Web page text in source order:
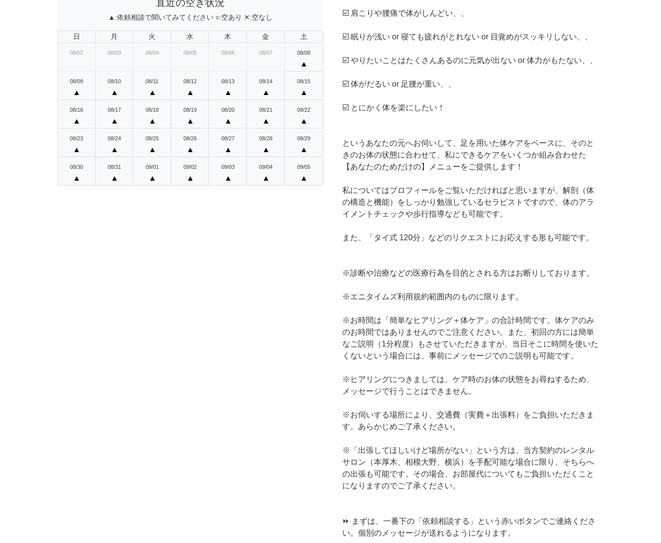
直近の空き状況
▲:依頼相談で聞いてみてください ○:空あり ✕:空なし
日 月 火 水 木 金 土
08/02 08/03 08/04 08/05 08/06 08/07 08/08
▲
08/09
▲
08/10
▲
08/11
▲
08/12
▲
08/13
▲
08/14
▲
08/15
▲
08/16
▲
08/17
▲
08/18
▲
08/19
▲
08/20
▲
08/21
▲
08/22
▲
08/23
▲
08/24
▲
08/25
▲
08/26
▲
08/27
▲
08/28
▲
08/29
▲
08/30
▲
08/31
▲
09/01
▲
09/02
▲
09/03
▲
09/04
▲
09/05
▲
☑️ 肩こりや腰痛で体がしんどい、、
☑️ 眠りが浅い or 寝ても疲れがとれない or 目覚めがスッキリしない、、
☑️ やりたいことはたくさんあるのに元気が出ない or 体力がもたない、、
☑️ 体がだるい or 足腰が重い、、
☑️ とにかく体を楽にしたい！
というあなたの元へお伺いして、足を用いた体ケアをベースに、そのと
きのお体の状態に合わせて、私にできるケアをいくつか組み合わせた
【あなたのためだけの】メニューをご提供します！
私についてはプロフィールをご覧いただければと思いますが、解剖（体
の構造と機能）をしっかり勉強しているセラピストですので、体のアラ
イメントチェックや歩行指導なども可能です。
また、「タイ式 120分」などのリクエストにお応えする形も可能です。
※診断や治療などの医療行為を目的とされる方はお断りしております。
※エニタイムズ利用規約範囲内のものに限ります。
※お時間は「簡単なヒアリング＋体ケア」の合計時間です。体ケアのみ
のお時間ではありませんのでご注意ください。また、初回の方には簡単
なご説明（1分程度）もさせていただきますが、当日そこに時間を使いた
くないという場合には、事前にメッセージでのご説明も可能です。
※ヒアリングにつきましては、ケア時のお体の状態をお尋ねするため、
メッセージで行うことはできません。
※お伺いする場所により、交通費（実費＋出張料）をご負担いただきま
す。あらかじめご了承ください。
※「出張してほしいけど場所がない」という方は、当方契約のレンタル
サロン（本厚木、相模大野、横浜）を手配可能な場合に限り、そちらへ
の出張も可能です。その場合、お部屋代についてもご負担いただくこと
になりますのでご了承ください。
⏩ まずは、一番下の「依頼相談する」という赤いボタンでご連絡くださ
い。個別のメッセージが送れるようになります。